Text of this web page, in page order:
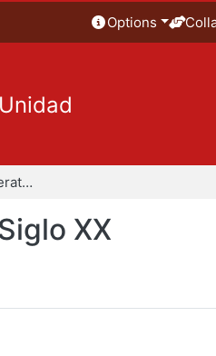
Options
Especialización en Literatura Mexicana del Siglo XX
XX